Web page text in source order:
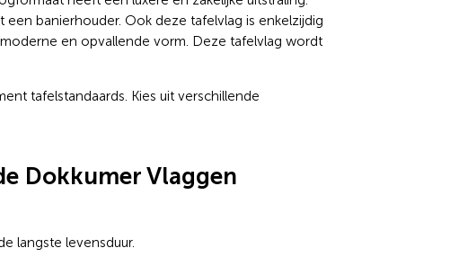
banierhouder. Ook deze tafelvlag is enkelzijdig
en opvallende vorm. Deze tafelvlag wordt
tafelstandaards. Kies uit verschillende
Dokkumer Vlaggen
langste levensduur.